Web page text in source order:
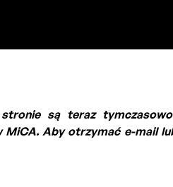
są teraz
Aby otrzymać e-mail